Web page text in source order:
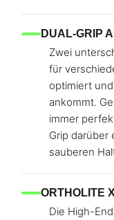
DUAL-GRIP
Zwei
für
optimiert
ankommt.
immer
Grip darüber
sauberen
ORTHOLITE
Die High-